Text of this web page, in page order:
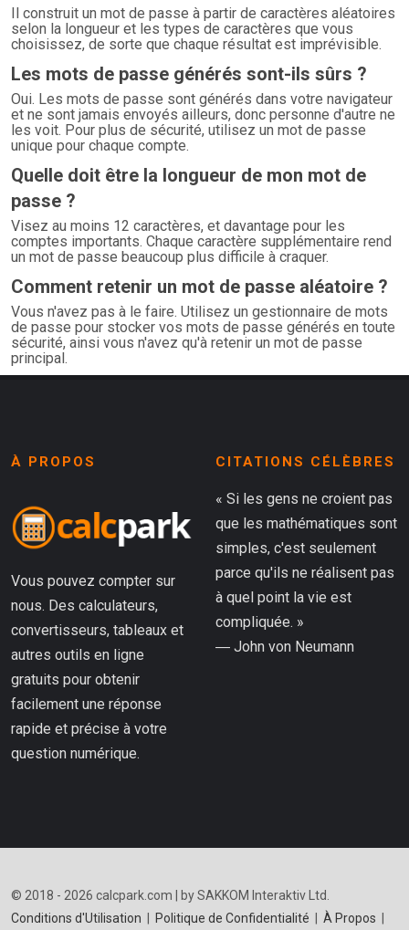
Il construit un mot de passe à partir de caractères aléatoires
selon la longueur et les types de caractères que vous
choisissez, de sorte que chaque résultat est imprévisible.
Les mots de passe générés sont-ils sûrs ?
Oui. Les mots de passe sont générés dans votre navigateur
et ne sont jamais envoyés ailleurs, donc personne d'autre ne
les voit. Pour plus de sécurité, utilisez un mot de passe
unique pour chaque compte.
Quelle doit être la longueur de mon mot de
passe ?
Visez au moins 12 caractères, et davantage pour les
comptes importants. Chaque caractère supplémentaire rend
un mot de passe beaucoup plus difficile à craquer.
Comment retenir un mot de passe aléatoire ?
Vous n'avez pas à le faire. Utilisez un gestionnaire de mots
de passe pour stocker vos mots de passe générés en toute
sécurité, ainsi vous n'avez qu'à retenir un mot de passe
principal.
À PROPOS
Vous pouvez compter sur
nous. Des calculateurs,
convertisseurs, tableaux et
autres outils en ligne
gratuits pour obtenir
facilement une réponse
rapide et précise à votre
question numérique.
CITATIONS CÉLÈBRES
« Si les gens ne croient pas
que les mathématiques sont
simples, c'est seulement
parce qu'ils ne réalisent pas
à quel point la vie est
compliquée. »
― John von Neumann
© 2018 - 2026 calcpark.com | by SAKKOM Interaktiv Ltd.
Conditions d'Utilisation
Politique de Confidentialité À Propos